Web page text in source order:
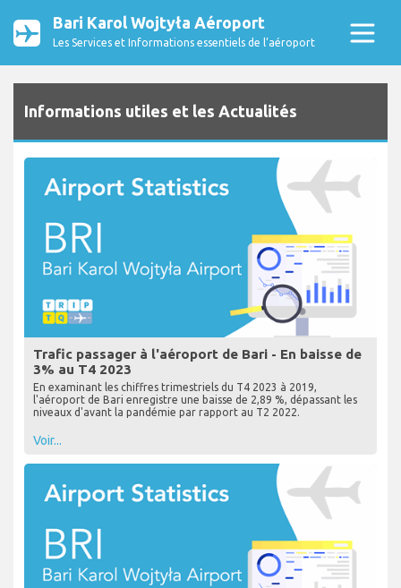
Bari Karol Wojtyła Aéroport
Les Services et Informations essentiels de l’aéroport
Informations utiles et les Actualités
Trafic passager à l'aéroport de Bari - En baisse de
3% au T4 2023
En examinant les chiffres trimestriels du T4 2023 à 2019,
l'aéroport de Bari enregistre une baisse de 2,89 %, dépassant les
niveaux d'avant la pandémie par rapport au T2 2022.
Voir...